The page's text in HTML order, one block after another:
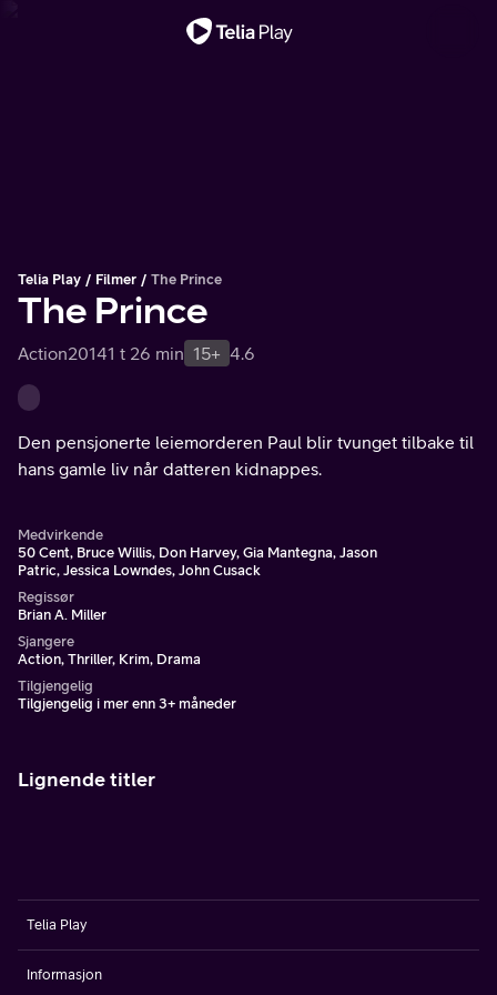
Telia Play Filmer The Prince
The Prince
Action20141 t 26 min 15+ 4.6
Den pensjonerte leiemorderen Paul blir tvunget tilbake til
hans gamle liv når datteren kidnappes.
Medvirkende
50 Cent, Bruce Willis, Don Harvey, Gia Mantegna, Jason
Patric, Jessica Lowndes, John Cusack
Regissør
Brian A. Miller
Sjangere
Action, Thriller, Krim, Drama
Tilgjengelig
Tilgjengelig i mer enn 3+ måneder
Lignende titler
Telia Play
Informasjon